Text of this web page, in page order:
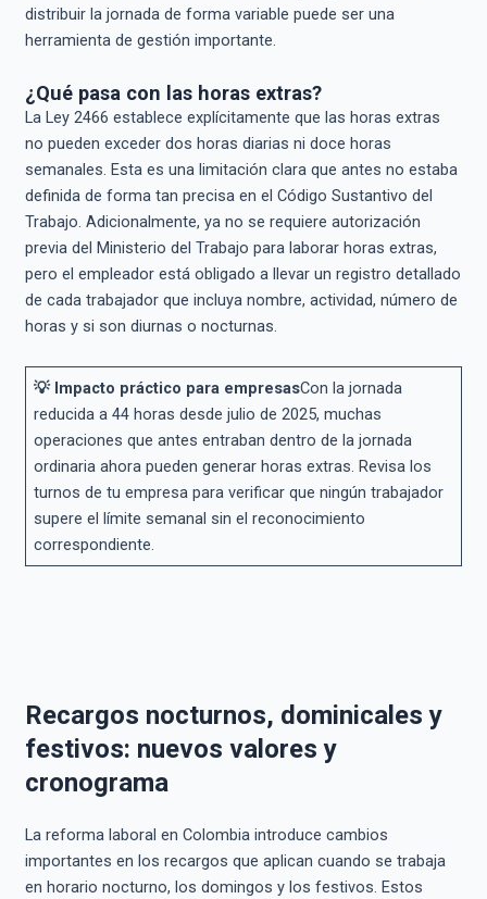
distribuir la jornada de forma variable puede ser una
herramienta de gestión importante.
¿Qué pasa con las horas extras?
La Ley 2466 establece explícitamente que las horas extras
no pueden exceder dos horas diarias ni doce horas
semanales. Esta es una limitación clara que antes no estaba
definida de forma tan precisa en el Código Sustantivo del
Trabajo. Adicionalmente, ya no se requiere autorización
previa del Ministerio del Trabajo para laborar horas extras,
pero el empleador está obligado a llevar un registro detallado
de cada trabajador que incluya nombre, actividad, número de
horas y si son diurnas o nocturnas.
💡 Impacto práctico para empresasCon la jornada
reducida a 44 horas desde julio de 2025, muchas
operaciones que antes entraban dentro de la jornada
ordinaria ahora pueden generar horas extras. Revisa los
turnos de tu empresa para verificar que ningún trabajador
supere el límite semanal sin el reconocimiento
correspondiente.
Recargos nocturnos, dominicales y
festivos: nuevos valores y
cronograma
La reforma laboral en Colombia introduce cambios
importantes en los recargos que aplican cuando se trabaja
en horario nocturno, los domingos y los festivos. Estos